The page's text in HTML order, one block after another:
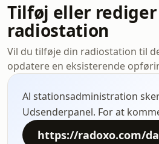
Tilføj eller
radiostation
Vil du tilføje din radiostation til
opdatere en eksisterende
Al stationsadministration
Udsenderpanel. For at
https://radoxo.com/